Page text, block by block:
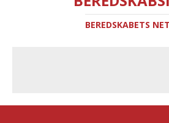
BEREDSKABETS